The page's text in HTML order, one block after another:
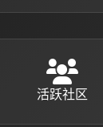
活跃社区